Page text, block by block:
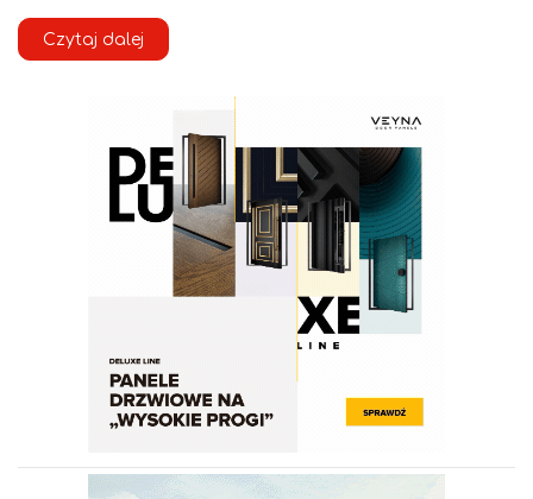
Czytaj dalej